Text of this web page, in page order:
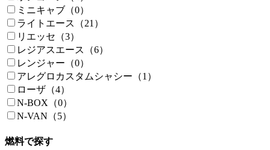
ミニキャブ（0）
ライトエース（21）
リエッセ（3）
レジアスエース（6）
レンジャー（0）
アレグロカスタムシャシー（1）
ローザ（4）
N-BOX（0）
N-VAN（5）
燃料で探す